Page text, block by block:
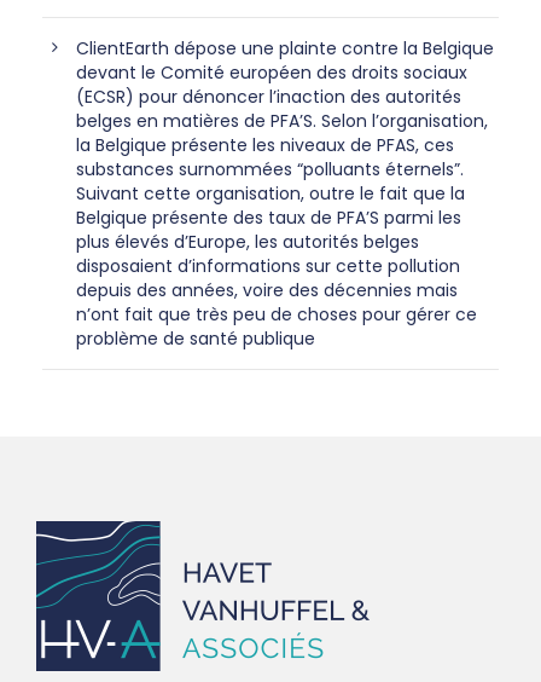
ClientEarth dépose une plainte contre la Belgique
devant le Comité européen des droits sociaux
(ECSR) pour dénoncer l’inaction des autorités
belges en matières de PFA’S. Selon l’organisation,
la Belgique présente les niveaux de PFAS, ces
substances surnommées “polluants éternels”.
Suivant cette organisation, outre le fait que la
Belgique présente des taux de PFA’S parmi les
plus élevés d’Europe, les autorités belges
disposaient d’informations sur cette pollution
depuis des années, voire des décennies mais
n’ont fait que très peu de choses pour gérer ce
problème de santé publique